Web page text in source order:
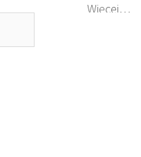
Więcej…